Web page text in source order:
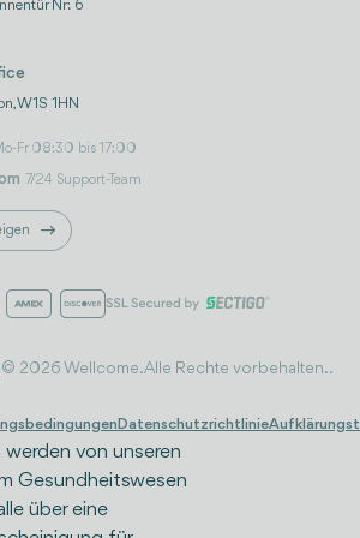
Nr: 6
W1S 1HN
Fr 08:30 bis 17:00
7/24 Support-Team
© 2026 Wellcome. Alle Rechte vorbehalten..
Datenschutzrichtlinie
werden von unseren
Gesundheitswesen
über eine